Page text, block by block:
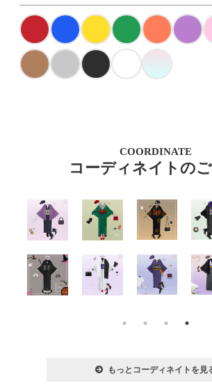
COORDINATE
コーディネイトの
もっとコーディネイトを見